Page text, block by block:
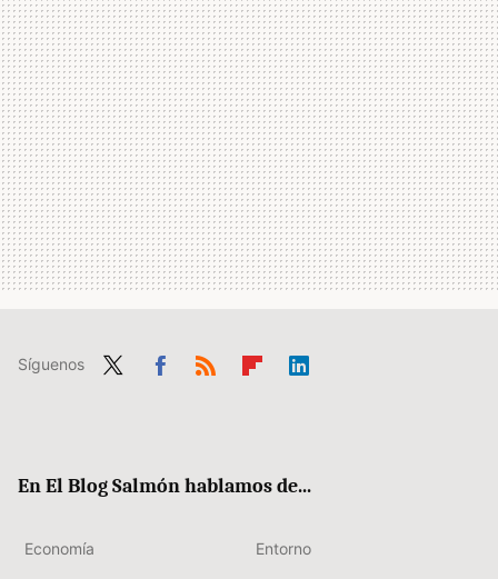
Síguenos
En El Blog Salmón hablamos de...
Economía Entorno